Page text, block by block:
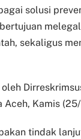
solusi
sekaligus
Aceh, Kamis
tindak